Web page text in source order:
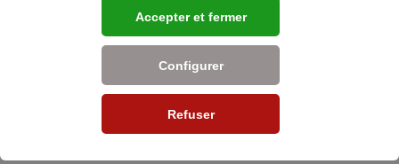
conducteurs expérimentés,
malussés ou résiliés : nous avons
des solutions pour chacun.
Nos avantages
prochain contrôle
Votre carte grise en
Refuser
Configurer
Accepter et fermer